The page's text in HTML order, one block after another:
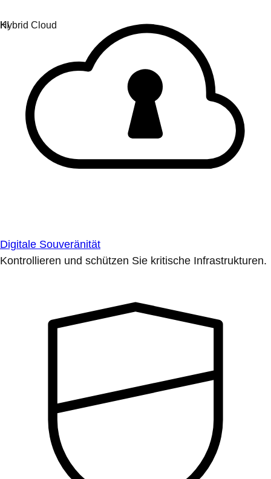
Digitale Souveränität
Kontrollieren und schützen Sie kritische Infrastrukturen.